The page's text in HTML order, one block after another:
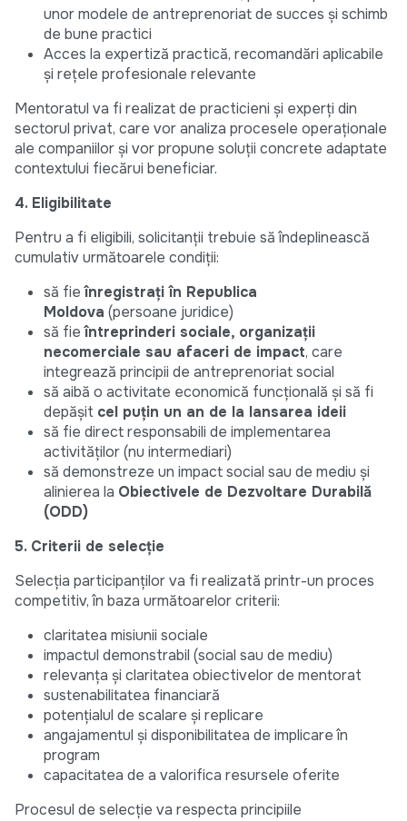
unor modele de antreprenoriat de succes și schimb
de bune practici
Acces la expertiză practică, recomandări aplicabile
și rețele profesionale relevante
Mentoratul va fi realizat de practicieni și experți din
sectorul privat, care vor analiza procesele operaționale
ale companiilor și vor propune soluții concrete adaptate
contextului fiecărui beneficiar.
4. Eligibilitate
Pentru a fi eligibili, solicitanții trebuie să îndeplinească
cumulativ următoarele condiții:
să fieînregistrați în Republica
Moldova (persoane juridice)
să fieîntreprinderi sociale, organizații
necomerciale sau afaceri de impact, care
integrează principii de antreprenoriat social
să aibă o activitate economică funcțională și să fi
depășit cel puțin un an de la lansarea ideii
să fie direct responsabili de implementarea
activităților (nu intermediari)
să demonstreze un impact social sau de mediu și
alinierea la Obiectivele de Dezvoltare Durabilă
(ODD)
5. Criterii de selecție
Selecția participanților va fi realizată printr-un proces
competitiv, în baza următoarelor criterii:
claritatea misiunii sociale
impactul demonstrabil (social sau de mediu)
relevanța și claritatea obiectivelor de mentorat
sustenabilitatea financiară
potențialul de scalare și replicare
angajamentul și disponibilitatea de implicare în
program
capacitatea de a valorifica resursele oferite
Procesul de selecție va respecta principiile